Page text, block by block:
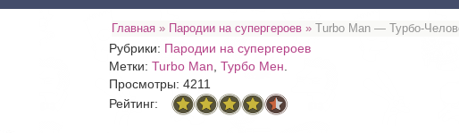
Главная » Пародии на супергероев »Turbo Man — Турбо-
Рубрики: Пародии на супергероев
Метки:Turbo Man ,Турбо Мен
Просмотры: 4211
Рейтинг: